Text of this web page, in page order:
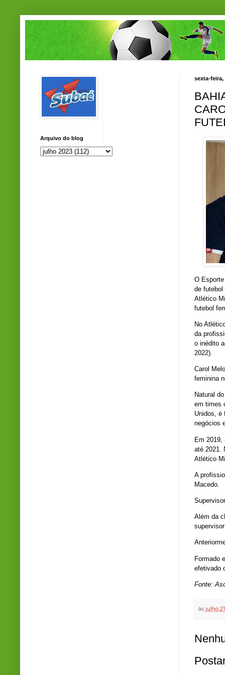
sexta-feira,
O
de futebol
Atlético
futebol
No
da
o inédito
2022).
Carol
feminina
Natural
em times
Unidos, é
negócios
Em 2019,
até 2021.
Atlético
A
Macedo.
Supervisor
Além da
Formado
efetivado
Fonte:
às julho
Arquivo do blog